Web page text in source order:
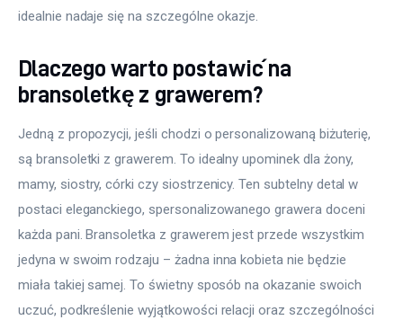
idealnie nadaje się na szczególne okazje.
Dlaczego warto postawić na
bransoletkę z grawerem?
Jedną z propozycji, jeśli chodzi o personalizowaną biżuterię,
są bransoletki z grawerem. To idealny upominek dla żony,
mamy, siostry, córki czy siostrzenicy. Ten subtelny detal w
postaci eleganckiego, spersonalizowanego grawera doceni
każda pani. Bransoletka z grawerem jest przede wszystkim
jedyna w swoim rodzaju – żadna inna kobieta nie będzie
miała takiej samej. To świetny sposób na okazanie swoich
uczuć, podkreślenie wyjątkowości relacji oraz szczególności